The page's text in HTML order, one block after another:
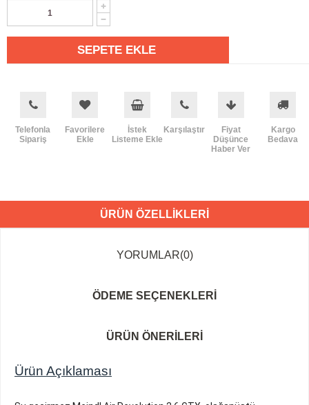
Telefonla
Sipariş
Favorilere
Ekle
İstek
Listeme Ekle
Karşılaştır
Fiyat
Düşünce
Haber Ver
Kargo
Bedava
ÜRÜN ÖZELLIKLERI
YORUMLAR(0)
ÖDEME SEÇENEKLERI
ÜRÜN ÖNERILERI
Ürün Açıklaması